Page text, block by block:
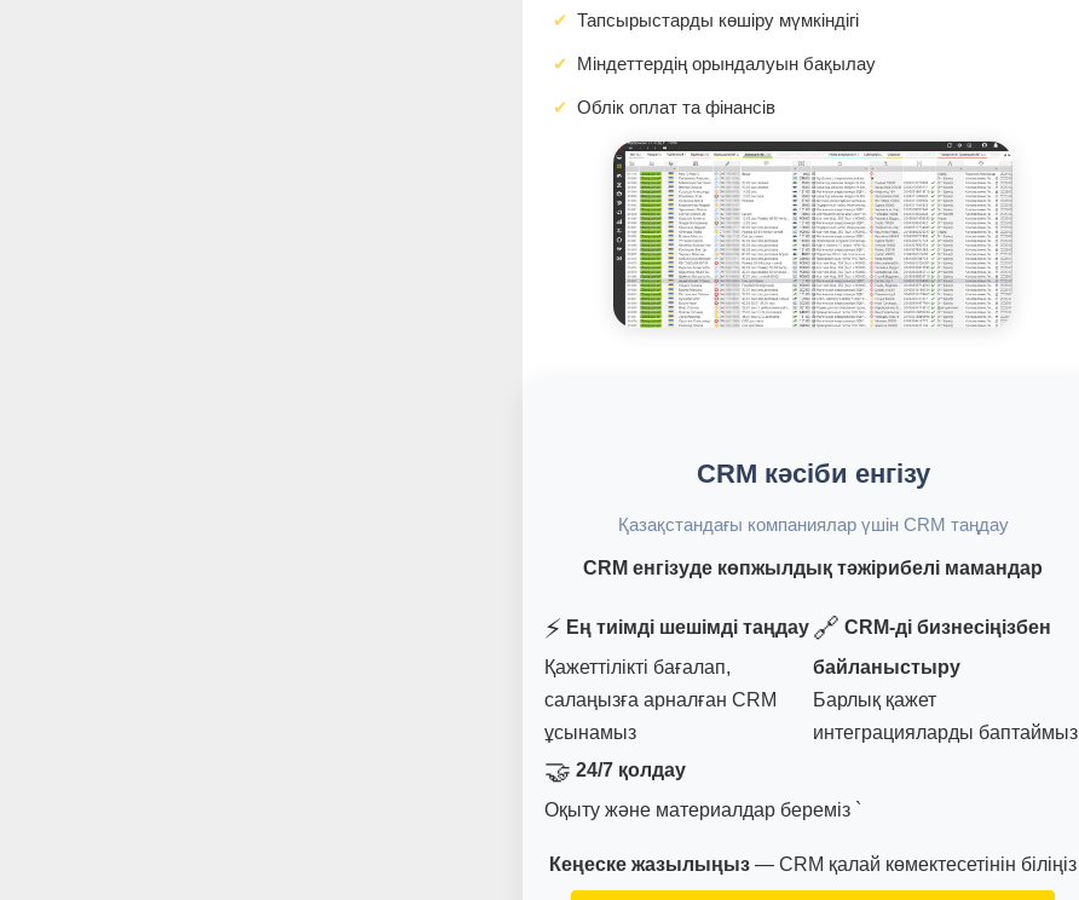
Тапсырыстарды көшіру мүмкіндігі
Міндеттердің орындалуын бақылау
Облік оплат та фінансів
CRM кәсіби енгізу
Қазақстандағы компаниялар үшін CRM таңдау
CRM енгізуде көпжылдық тәжірибелі мамандар
⚡ Ең тиімді шешімді таңдау
Қажеттілікті бағалап,
салаңызға арналған CRM
ұсынамыз
🔗 CRM-ді бизнесіңізбен
байланыстыру
Барлық қажет
интеграцияларды баптаймыз
🤝 24/7 қолдау
Оқыту және материалдар береміз `
Кеңеске жазылыңыз — CRM қалай көмектесетінін біліңіз